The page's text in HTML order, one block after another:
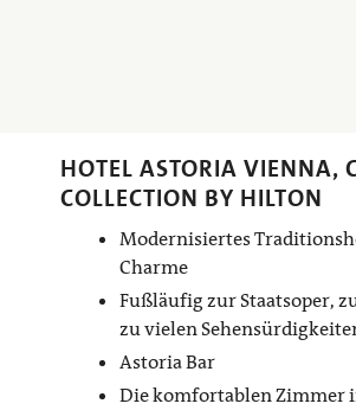
HOTEL ASTORIA VIENNA,
COLLECTION BY HILTON
Modernisiertes
Charme
Fußläufig zur Staatsoper,
zu vielen
Astoria Bar
Die komfortablen Zimmer